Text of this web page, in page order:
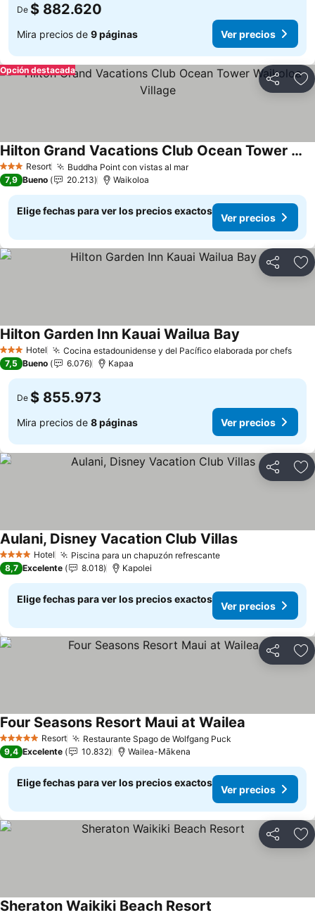
De $ 882.620
Mira precios de 9 páginas Ver precios
Compartir
Opción destacada
3 EstrellasResort Buddha Point con vistas al marVer precios
Hilton Grand Vacations Club Ocean Tower Waikoloa Village
Ver precios
7,9 Bueno 20.213 Waikoloa
Elige fechas para ver los precios exactos
Ver precios
Compartir
3 Estrellas
Hotel Cocina estadounidense y del Pacífico elaborada por chefsVer
Hilton Garden Inn Kauai Wailua Bay
7,5 Bueno 6.076 Kapaa
De $ 855.973
Mira precios de 8 páginas Ver precios
Compartir
4 EstrellasHotel Piscina para un chapuzón refrescanteVer precios
Aulani, Disney Vacation Club VillasVer precios
8,7 Excelente 8.018 Kapolei
Elige fechas para ver los precios exactos
Ver precios
Compartir
5 Estrellas Resort Restaurante Spago de Wolfgang Puck
Four Seasons Resort Maui at Wailea
9,4 Excelente 10.832 Wailea-Mākena
Elige fechas para ver los precios exactos
Ver precios
Compartir
Sheraton Waikiki Beach Resort